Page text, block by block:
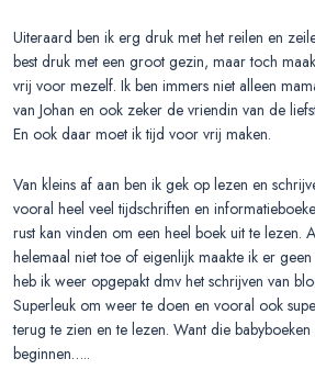
Uiteraard ben ik erg druk met het reilen en
best druk met een groot gezin, maar toch
vrij voor mezelf. Ik ben immers niet alleen
van Johan en ook zeker de vriendin van de
En ook daar moet ik tijd voor vrij maken.
Van kleins af aan ben ik gek op lezen en
vooral heel veel tijdschriften en
rust kan vinden om een heel boek uit te lezen.
helemaal niet toe of eigenlijk maakte ik er
heb ik weer opgepakt dmv het schrijven van
Superleuk om weer te doen en vooral ook
terug te zien en te lezen. Want die
beginnen…..